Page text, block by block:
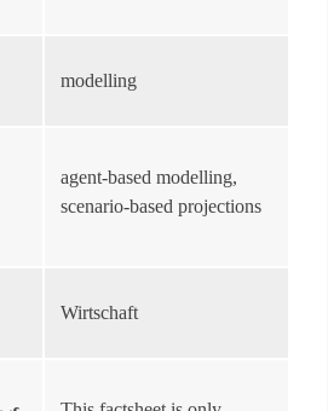
modelling
agent-based modelling,
scenario-based projections
Wirtschaft